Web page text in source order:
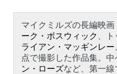
マイクミルズの長編映画
ーク・ボスウィック
、
ライアン・マッギンレー
点で撮影した作品集。
ン・ローズなど、第一